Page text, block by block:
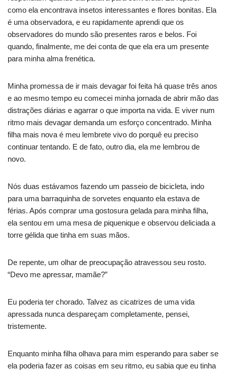
como ela encontrava insetos interessantes e flores bonitas. Ela
é uma observadora, e eu rapidamente aprendi que os
observadores do mundo são presentes raros e belos. Foi
quando, finalmente, me dei conta de que ela era um presente
para minha alma frenética.
Minha promessa de ir mais devagar foi feita há quase três anos
e ao mesmo tempo eu comecei minha jornada de abrir mão das
distrações diárias e agarrar o que importa na vida. E viver num
ritmo mais devagar demanda um esforço concentrado. Minha
filha mais nova é meu lembrete vivo do porquê eu preciso
continuar tentando. E de fato, outro dia, ela me lembrou de
novo.
Nós duas estávamos fazendo um passeio de bicicleta, indo
para uma barraquinha de sorvetes enquanto ela estava de
férias. Após comprar uma gostosura gelada para minha filha,
ela sentou em uma mesa de piquenique e observou deliciada a
torre gélida que tinha em suas mãos.
De repente, um olhar de preocupação atravessou seu rosto.
“Devo me apressar, mamãe?”
Eu poderia ter chorado. Talvez as cicatrizes de uma vida
apressada nunca despareçam completamente, pensei,
tristemente.
Enquanto minha filha olhava para mim esperando para saber se
ela poderia fazer as coisas em seu ritmo, eu sabia que eu tinha